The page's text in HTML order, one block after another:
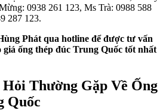
0938 261 123, Ms Trà: 0988 588
287 123.
Phát qua hotline để được tư vấn
giá ống thép đúc Trung Quốc tốt nhất
Thường Gặp Về Ống
Quốc